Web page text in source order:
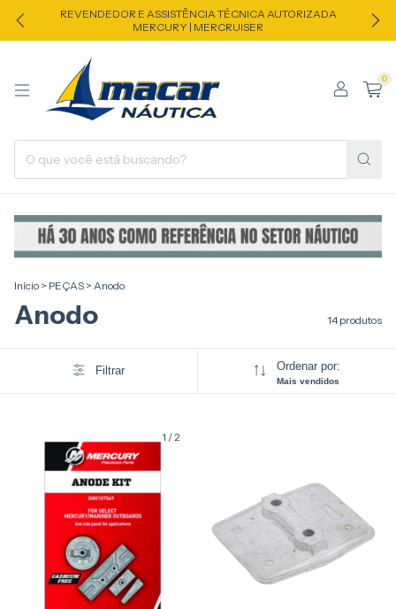
REVENDEDOR E ASSISTÊNCIA TÉCNICA AUTORIZADA
MERCURY | MERCRUISER
0
Início > PEÇAS > Anodo
Anodo 14 produtos
Filtrar Ordenar por:
Mais vendidos
1 /2